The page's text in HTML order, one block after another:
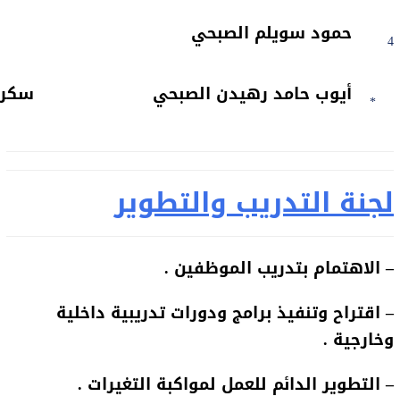
4 حمود سويلم الصبحي
* أيوب حامد رهيدن الصبحي
لجنة التدريب والتطوير
– الاهتمام بتدريب الموظفين .
– اقتراح وتنفيذ برامج ودورات تدريبية داخلية
وخارجية .
– التطوير الدائم للعمل لمواكبة التغيرات .